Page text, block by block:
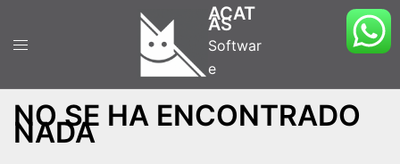
ACAT
AS
Softwar
e
NO SE HA ENCONTRADO
NADA